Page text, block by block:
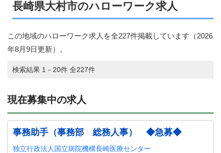
長崎県大村市のハローワーク求人
この地域のハローワーク求人を全227件掲載しています（2026
年8月9日更新）。
検索結果 1－20件 全227件
現在募集中の求人
事務助手（事務部 総務人事） ◆急募◆
独立行政法人国立病院機構長崎医療センター